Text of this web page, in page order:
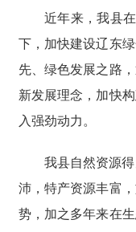
近年来，我县
下，加快建设辽东
先、绿色发展之路
新发展理念，加快
入强劲动力。
我县自然资源
沛，特产资源丰富
势，加之多年来在